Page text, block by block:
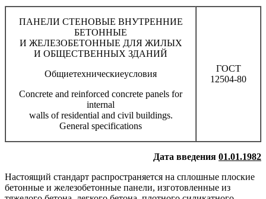
ПАНЕЛИ СТЕНОВЫЕ ВНУТРЕННИЕ
БЕТОННЫЕ
И ЖЕЛЕЗОБЕТОННЫЕ ДЛЯ ЖИЛЫХ
И ОБЩЕСТВЕННЫХ ЗДАНИЙ
Общиетехническиеусловия
Concrete and reinforced concrete panels for
internal
walls of residential and civil buildings.
General specifications
ГОСТ
12504-80
Дата введения 01.01.1982
Настоящий стандарт распространяется на сплошные плоские
бетонные и железобетонные панели, изготовленные из